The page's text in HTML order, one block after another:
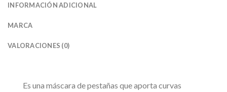
INFORMACIÓN ADICIONAL
MARCA
VALORACIONES (0)
Es una máscara de pestañas que aporta curvas